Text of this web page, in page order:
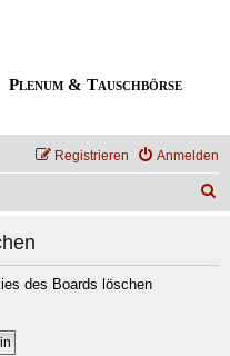
Plenum & Tauschbörse
Anmelden
Registrieren
des Boards löschen